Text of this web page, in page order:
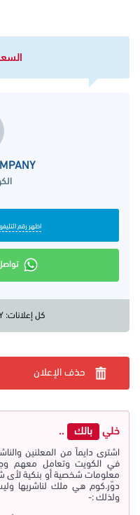
اظهر رقم
كل إعلانات: ALSHAMS COMPANY
حذف الإعلان
خلي بالك ..
اشترى دايماً من المعلنين
في الكويت وتعامل معهم
معلومات شخصية أو بنكية لأى
دوّر.كوم هي ملك لناشريها
ولذلك :-